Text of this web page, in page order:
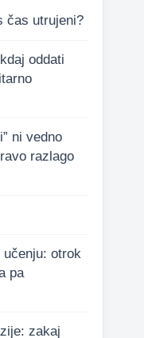
čas utrujeni?
oddati
ni vedno
razlago
učenju: otrok
pa
zakaj